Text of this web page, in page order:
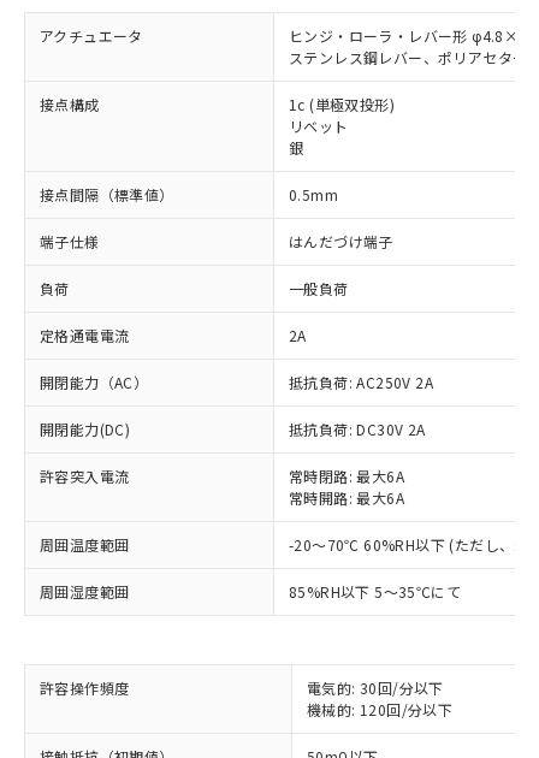
アクチュエータ
ヒンジ・ローラ・レバー形
ステンレス鋼レバー、ポリアセター
接点構成
1c (単極双投形)
リベット
銀
接点間隔（標準値） 0.5mm
端子仕様 はんだづけ端子
負荷 一般負荷
定格通電電流 2A
開閉能力（AC） 抵抗負荷: AC250V 2A
開閉能力(DC) 抵抗負荷: DC30V 2A
許容突入電流
常時閉路: 最大6A
常時開路: 最大6A
周囲温度範囲 -20～70℃ 60%RH以下 (ただし、氷
周囲湿度範囲 85%RH以下 5～35℃にて
許容操作頻度
電気的: 30回/分以下
機械的: 120回/分以下
対応済み：EU RoHS指令（10物質）の
非含有に対応した製品が提供可能な商品で